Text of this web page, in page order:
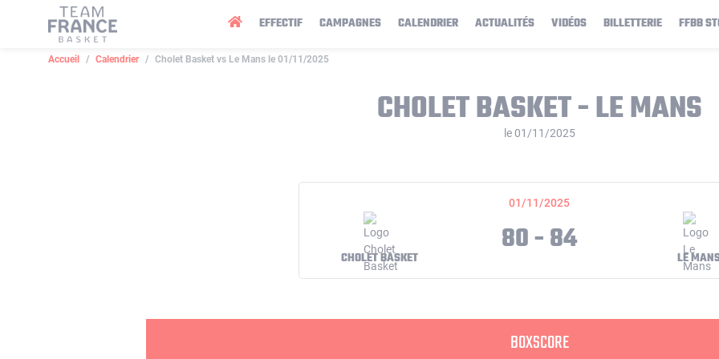
EFFECTIF CAMPAGNES CALENDRIER ACTUALITÉS VIDÉOS BILLETTERIE FFBB
Accueil Calendrier Cholet Basket vs Le Mans le 01/11/2025
CHOLET BASKET - LE MANS
le 01/11/2025
01/11/2025
CHOLET BASKET 80 - 84 LE
BOXSCORE
Panneau de gestion des cookies